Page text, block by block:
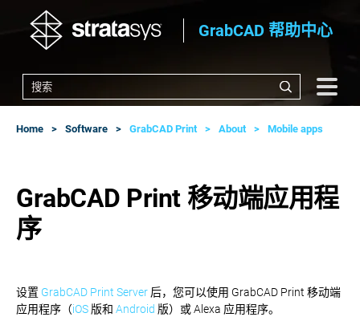
GrabCAD 帮助中心
Home Software GrabCAD Print About Mobile apps
GrabCAD Print 移动端应用程
序
设置 GrabCAD Print Server 后，您可以使用 GrabCAD Print 移动端
应用程序（iOS 版和 Android 版）或 Alexa 应用程序。